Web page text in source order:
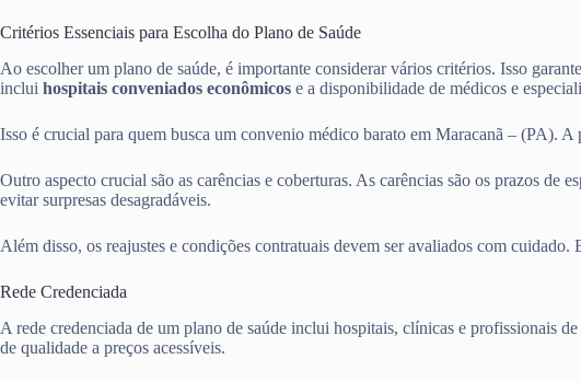
Critérios Essenciais para Escolha do Plano de Saúde
Ao escolher um plano de saúde, é importante considerar vários critérios. Isso
inclui hospitais conveniados econômicos e a disponibilidade de médicos e
Isso é crucial para quem busca um convenio médico barato em Maracanã – (PA).
Outro aspecto crucial são as carências e coberturas. As carências são os prazos de
evitar surpresas desagradáveis.
Além disso, os reajustes e condições contratuais devem ser avaliados com
Rede Credenciada
A rede credenciada de um plano de saúde inclui hospitais, clínicas e profissionais de
de qualidade a preços acessíveis.